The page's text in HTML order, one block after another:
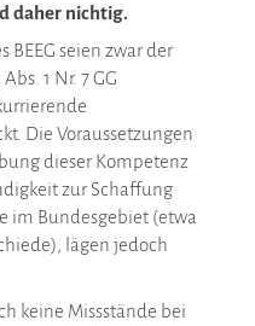
daher nichtig.
BEEG seien zwar der
1 Nr. 7 GG
Die Voraussetzungen
dieser Kompetenz
zur Schaffung
im Bundesgebiet (etwa
lägen jedoch
keine Missstände bei